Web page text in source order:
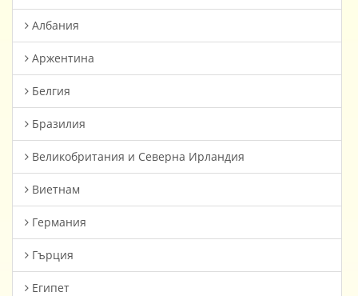
Албания
Аржентина
Белгия
Бразилия
Великобритания и Северна Ирландия
Виетнам
Германия
Гърция
Египет